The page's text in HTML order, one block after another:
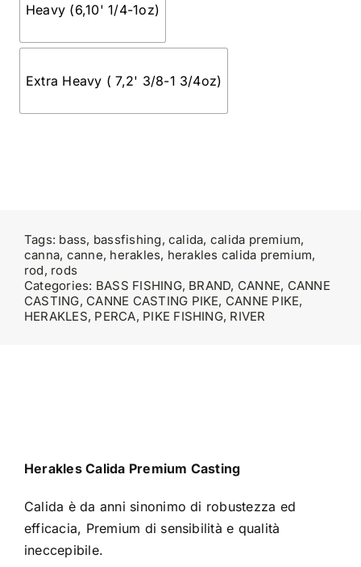
Heavy (6,10' 1/4-1oz)
Extra Heavy ( 7,2' 3/8-1 3/4oz)
Tags: bass, bassfishing,calida, calida premium,
canna, canne, herakles, herakles calida premium,
rod, rods
Categories: BASS FISHING, BRAND, CANNE, CANNE
CASTING, CANNE CASTING PIKE, CANNE PIKE,
HERAKLES, PERCA, PIKE FISHING, RIVER
Herakles Calida Premium Casting
Calida è da anni sinonimo di robustezza ed
efficacia, Premium di sensibilità e qualità
ineccepibile.